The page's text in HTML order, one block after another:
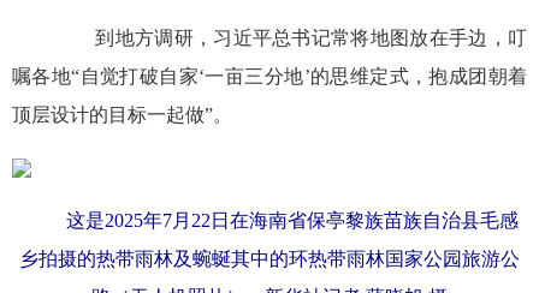
到地方调研，习近平总书记常将地图放在手边，叮
嘱各地“自觉打破自家‘一亩三分地’的思维定式，抱成团朝着
顶层设计的目标一起做”。
这是2025年7月22日在海南省保亭黎族苗族自治县毛感
乡拍摄的热带雨林及蜿蜒其中的环热带雨林国家公园旅游公